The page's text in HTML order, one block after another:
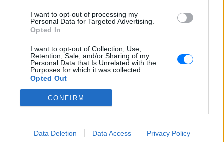
I want to opt-out of processing my
Personal Data for Targeted Advertising.
Opted In
I want to opt-out of Collection, Use,
Retention, Sale, and/or Sharing of my
Personal Data that Is Unrelated with the
Purposes for which it was collected.
Opted Out
CONFIRM
Data Deletion Data Access Privacy Policy
Καταδικάστηκε και της επιβλήθηκε η ποινή του
κατ΄οίκον περιορισμού, με την ίδια ωστόσο να
επιμένει για την αθωότητά της και να συνεχίζει την